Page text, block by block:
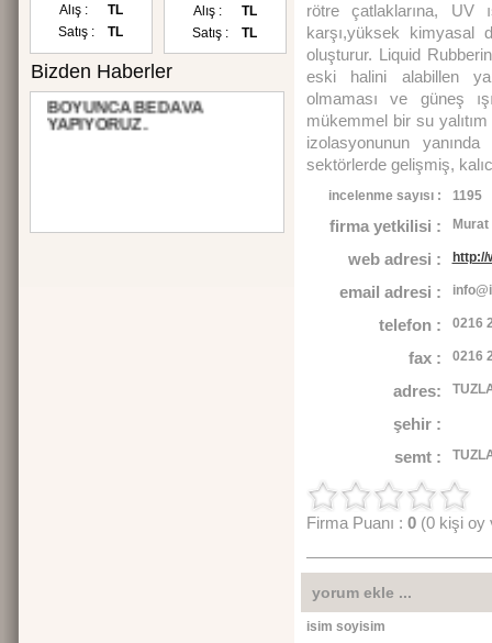
Alış :
TL
Satış :
TL
Alış :
TL
Satış :
TL
Bizden Haberler
SİTENİZİN TANITIMINI 3 AY
BOYUNCA BEDAVA
YAPIYORUZ.
rötre çatlaklarına, UV
karşı,yüksek kimyasal
oluşturur. Liquid
eski halini alabillen
olmaması ve güneş
mükemmel bir su
izolasyonunun
sektörlerde gelişmiş,
incelenme sayısı : 1195
firma yetkilisi : Murat
web adresi : http://
email adresi :
telefon : 0216
fax : 0216
adres:
şehir :
semt :
Firma Puanı : 0(0 kişi oy
yorum ekle ...
isim soyisim